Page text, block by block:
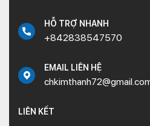
HỖ TRỢ NHANH
+842838547570
EMAIL LIÊN HỆ
LIÊN KẾT